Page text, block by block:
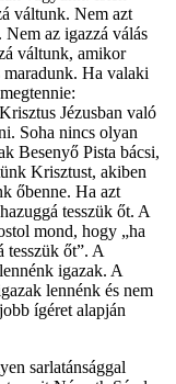
váltunk. Nem azt
az igazzá válás
váltunk, amikor
Ha valaki
Jézusban való
Soha nincs olyan
Besenyő Pista bácsi,
Krisztust, akiben
őbenne. Ha azt
tesszük őt. A
mond, hogy „ha
tesszük őt”. A
igazak. A
lennénk és nem
ígéret alapján
sarlatánsággal